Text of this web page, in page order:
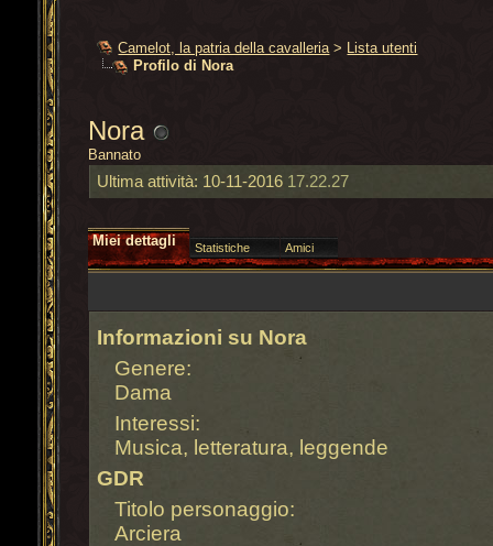
Camelot, la patria della cavalleria > Lista utenti
Profilo di Nora
Nora
Bannato
Ultima attività: 10-11-2016 17.22.27
Miei dettagli Statistiche Amici
Informazioni su Nora
Genere:
Dama
Interessi:
Musica, letteratura, leggende
GDR
Titolo personaggio:
Arciera